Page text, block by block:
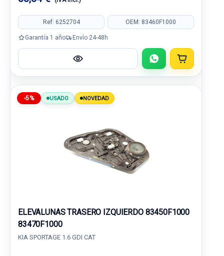
Ref: 6252704 OEM: 83460F1000
Garantía 1 año Envío 24-48h
-5% USADO NOVEDAD
ELEVALUNAS TRASERO IZQUIERDO 83450F1000
83470F1000
KIA SPORTAGE 1.6 GDI CAT